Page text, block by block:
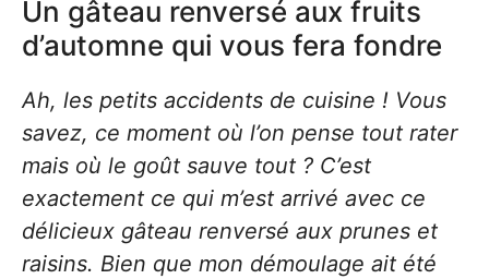
Un gâteau renversé aux fruits
d’automne qui vous fera fondre
Ah, les petits accidents de cuisine ! Vous
savez, ce moment où l’on pense tout rater
mais où le goût sauve tout ? C’est
exactement ce qui m’est arrivé avec ce
délicieux gâteau renversé aux prunes et
raisins. Bien que mon démoulage ait été